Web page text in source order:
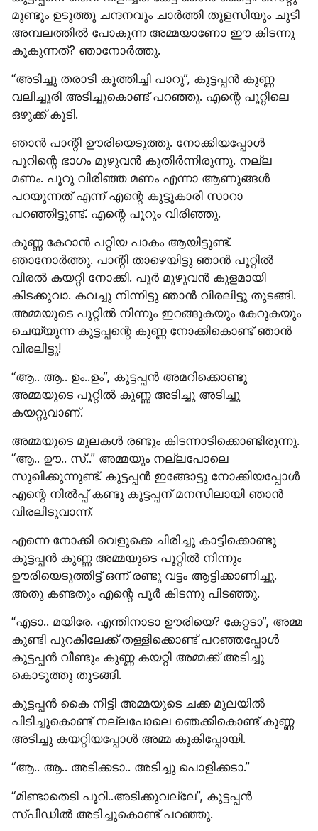
മുണ്ടും ഉടുത്തു ചന്ദനവും ചാർത്തി തുളസിയും ചൂടി
അമ്പലത്തിൽ പോകുന്ന അമ്മയാണോ ഈ കിടന്നു
കൂകുന്നത്? ഞാനോർത്തു.
“അടിച്ചു തരാടി കൂത്തിച്ചി പാറു”, കുട്ടപ്പൻ കുണ്ണ
വലിച്ചൂരി അടിച്ചുകൊണ്ട് പറഞ്ഞു. എന്റെ പൂറ്റിലെ
ഒഴുക്ക് കൂടി.
ഞാൻ പാന്റി ഊരിയെടുത്തു. നോക്കിയപ്പോൾ
പൂറിന്റെ ഭാഗം മുഴുവൻ കുതിർന്നിരുന്നു. നല്ല
മണം. പൂറു വിരിഞ്ഞ മണം എന്നാ ആണുങ്ങൾ
പറയുന്നത് എന്ന് എന്റെ കൂട്ടുകാരി സാറാ
പറഞ്ഞിട്ടുണ്ട്. എന്റെ പൂറും വിരിഞ്ഞു.
കുണ്ണ കേറാൻ പറ്റിയ പാകം ആയിട്ടുണ്ട്.
ഞാനോർത്തു. പാന്റി താഴെയിട്ടു ഞാൻ പൂറ്റിൽ
വിരൽ കയറ്റി നോക്കി. പൂർ മുഴുവൻ കുളമായി
കിടക്കുവാ. കവച്ചു നിന്നിട്ടു ഞാൻ വിരലിട്ടു തുടങ്ങി.
അമ്മയുടെ പൂറ്റിൽ നിന്നും ഇറങ്ങുകയും കേറുകയും
ചെയ്യുന്ന കുട്ടപ്പന്റെ കുണ്ണ നോക്കികൊണ്ട് ഞാൻ
വിരലിട്ടു!
“ആ.. ആ.. ഉം..ഉം”, കുട്ടപ്പൻ അമറിക്കൊണ്ടു
അമ്മയുടെ പൂറ്റിൽ കുണ്ണ അടിച്ചു അടിച്ചു
കയറ്റുവാണ്.
അമ്മയുടെ മുലകൾ രണ്ടും കിടന്നാടിക്കൊണ്ടിരുന്നു.
“ആ.. ഊ.. സ്..” അമ്മയും നല്ലപോലെ
സുഖിക്കുന്നുണ്ട്. കുട്ടപ്പൻ ഇങ്ങോട്ടു നോക്കിയപ്പോൾ
എന്റെ നിൽപ്പ് കണ്ടു കുട്ടപ്പന് മനസിലായി ഞാൻ
വിരലിടുവാന്ന്.
എന്നെ നോക്കി വെളുക്കെ ചിരിച്ചു കാട്ടിക്കൊണ്ടു
കുട്ടപ്പൻ കുണ്ണ അമ്മയുടെ പൂറ്റിൽ നിന്നും
ഊരിയെടുത്തിട്ട് ഒന്ന് രണ്ടു വട്ടം ആട്ടിക്കാണിച്ചു.
അതു കണ്ടതും എന്റെ പൂർ കിടന്നു പിടഞ്ഞു.
“എടാ.. മയിരേ. എന്തിനാടാ ഊരിയെ? കേറ്റടാ”, അമ്മ
കുണ്ടി പുറകിലേക്ക് തള്ളിക്കൊണ്ട് പറഞ്ഞപ്പോൾ
കുട്ടപ്പൻ വീണ്ടും കുണ്ണ കയറ്റി അമ്മക്ക് അടിച്ചു
കൊടുത്തു തുടങ്ങി.
കുട്ടപ്പൻ കൈ നീട്ടി അമ്മയുടെ ചക്ക മുലയിൽ
പിടിച്ചുകൊണ്ട് നല്ലപോലെ ഞെക്കികൊണ്ട് കുണ്ണ
അടിച്ചു കയറ്റിയപ്പോൾ അമ്മ കൂകിപ്പോയി.
“ആ.. ആ.. അടിക്കടാ.. അടിച്ചു പൊളിക്കടാ.”
“മിണ്ടാതെടി പൂറി..അടിക്കുവല്ലേ”, കുട്ടപ്പൻ
സ്പീഡിൽ അടിച്ചുകൊണ്ട് പറഞ്ഞു.